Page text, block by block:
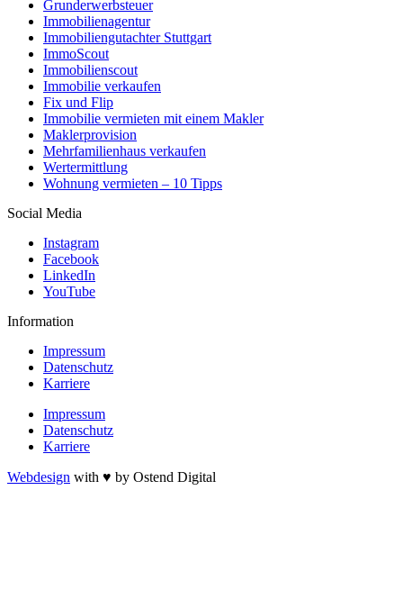
Grunderwerbsteuer
Immobilienagentur
Immobiliengutachter Stuttgart
ImmoScout
Immobilienscout
Immobilie verkaufen
Fix und Flip
Immobilie vermieten mit einem Makler
Maklerprovision
Mehrfamilienhaus verkaufen
Wertermittlung
Wohnung vermieten – 10 Tipps
Social Media
Instagram
Facebook
LinkedIn
YouTube
Information
Impressum
Datenschutz
Karriere
Impressum
Datenschutz
Karriere
Webdesign with ♥ by Ostend Digital